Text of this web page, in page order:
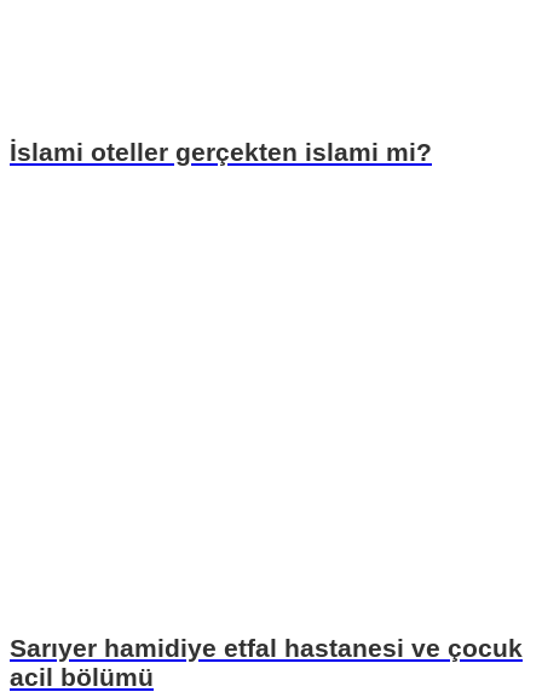
İslami oteller gerçekten islami mi?
Sarıyer hamidiye etfal hastanesi ve çocuk
acil bölümü